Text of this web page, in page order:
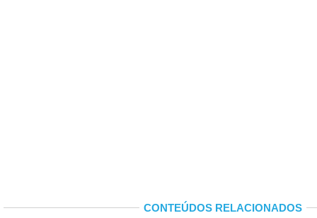
CONTEÚDOS RELACIONADOS